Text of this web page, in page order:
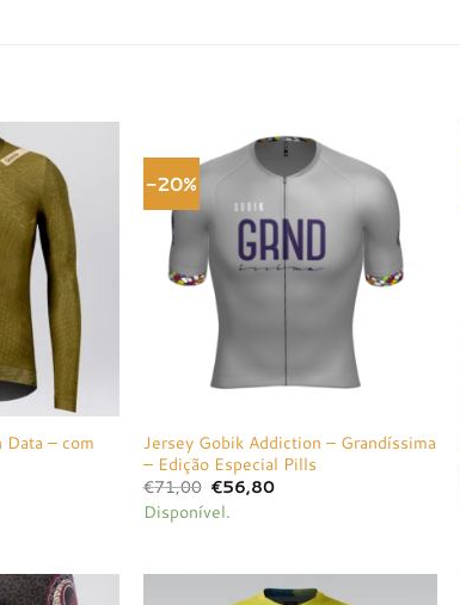
Adicionar
à lista de
desejos
– com
-20%
Adicionar
à lista de
desejos
Jersey Gobik Addiction – Grandíssima
– Edição Especial Pills
€71,00 O
preço
original
€56,80O
Disponível.